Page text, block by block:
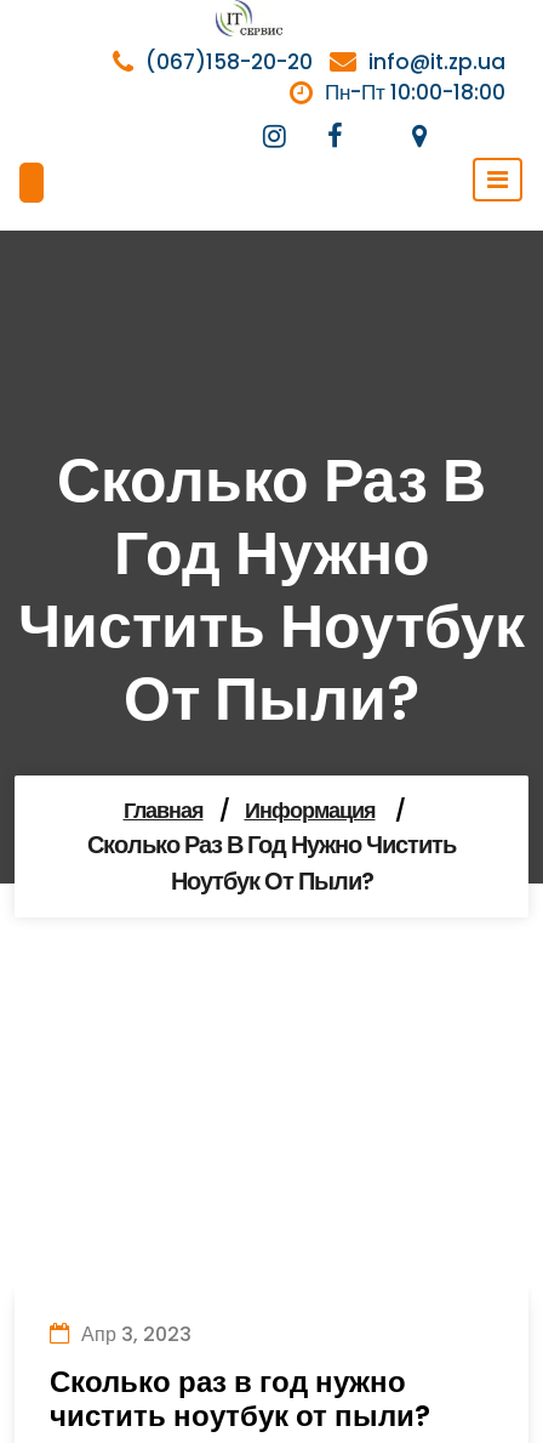
содержимому
info@it.zp.ua
(067)158-20-20
Пн-Пт 10:00-18:00
Сколько Раз В
Год Нужно
Чистить Ноутбук
От Пыли?
Главная / Информация /
Сколько Раз В Год Нужно Чистить
Ноутбук От Пыли?
Апр 3, 2023
Сколько раз в год нужно
чистить ноутбук от пыли?